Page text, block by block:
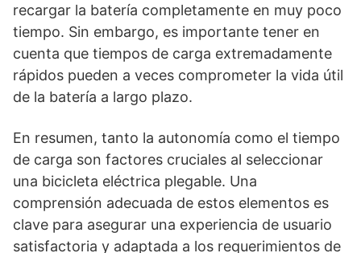
recargar la batería completamente en muy poco
tiempo. Sin embargo, es importante tener en
cuenta que tiempos de carga extremadamente
rápidos pueden a veces comprometer la vida útil
de la batería a largo plazo.
En resumen, tanto la autonomía como el tiempo
de carga son factores cruciales al seleccionar
una bicicleta eléctrica plegable. Una
comprensión adecuada de estos elementos es
clave para asegurar una experiencia de usuario
satisfactoria y adaptada a los requerimientos de